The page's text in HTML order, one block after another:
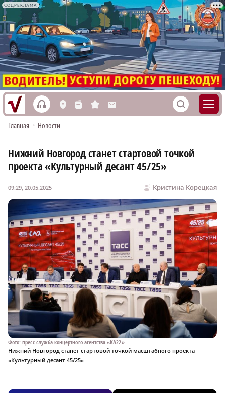
СОЦРЕКЛАМА
h L n s M S
Главная • Новости
Нижний Новгород станет стартовой точкой
проекта «Культурный десант 45/25»
Кристина Корецкая
09:29, 20.05.2025
Фото: пресс-служба концертного агентства «КА22»
Нижний Новгород станет стартовой точкой масштабного проекта
«Культурный десант 45/25»